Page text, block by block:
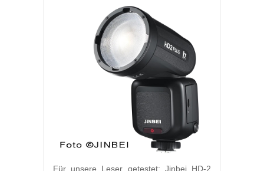
Für unsere Leser getestet: Jinbei HD-2